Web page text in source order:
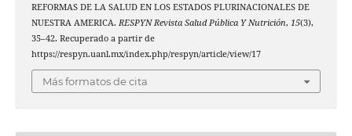
REFORMAS DE LA SALUD EN LOS ESTADOS PLURINACIONALES DE
NUESTRA AMERICA. RESPYN Revista Salud Pública Y Nutrición, 15(3),
35–42. Recuperado a partir de
https://respyn.uanl.mx/index.php/respyn/article/view/17
Más formatos de cita